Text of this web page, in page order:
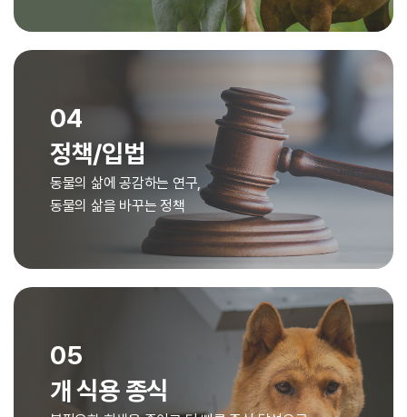
04
정책/입법
동물의 삶에 공감하는 연구,
동물의 삶을 바꾸는 정책
05
개 식용 종식